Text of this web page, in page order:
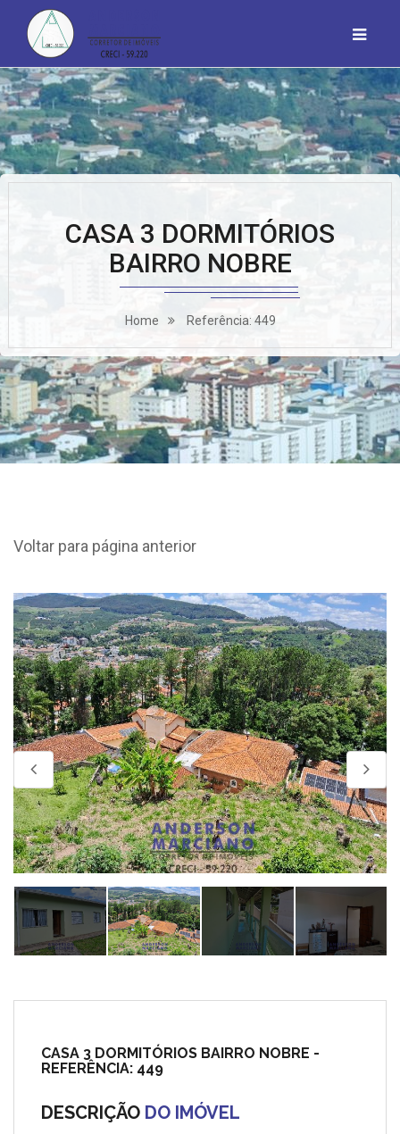
CASA 3 DORMITÓRIOS
BAIRRO NOBRE
Home Referência: 449
Voltar para página anterior
CASA 3 DORMITÓRIOS BAIRRO NOBRE -
REFERÊNCIA: 449
DESCRIÇÃO DO IMÓVEL